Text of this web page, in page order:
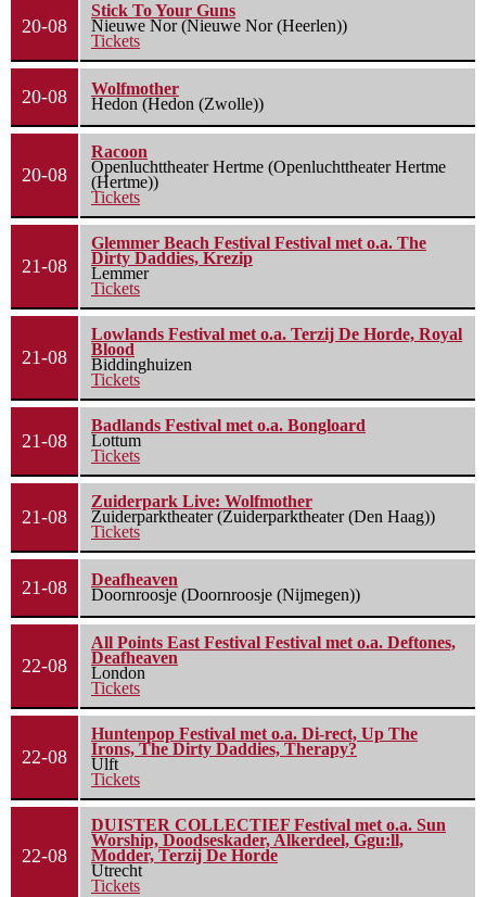
20-08
Stick To Your Guns
Nieuwe Nor (Nieuwe Nor (Heerlen))
Tickets
20-08
Wolfmother
Hedon (Hedon (Zwolle))
20-08
Racoon
Openluchttheater Hertme (Openluchttheater Hertme
(Hertme))
Tickets
21-08
Glemmer Beach Festival Festival met o.a. The
Dirty Daddies, Krezip
Lemmer
Tickets
21-08
Lowlands Festival met o.a. Terzij De Horde, Royal
Blood
Biddinghuizen
Tickets
21-08
Badlands Festival met o.a. Bongloard
Lottum
Tickets
21-08
Zuiderpark Live: Wolfmother
Zuiderparktheater (Zuiderparktheater (Den Haag))
Tickets
21-08
Deafheaven
Doornroosje (Doornroosje (Nijmegen))
22-08
All Points East Festival Festival met o.a. Deftones,
Deafheaven
London
Tickets
22-08
Huntenpop Festival met o.a. Di-rect, Up The
Irons, The Dirty Daddies, Therapy?
Ulft
Tickets
22-08
DUISTER COLLECTIEF Festival met o.a. Sun
Worship, Doodseskader, Alkerdeel, Ggu:ll,
Modder, Terzij De Horde
Utrecht
Tickets